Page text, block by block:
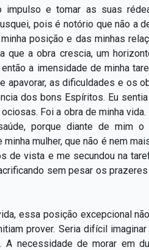
impulso e tomar as suas
pois é notório que não a
posição e das minhas
a obra crescia, um
a imensidade de minha
apavorar, as dificuldades e os
dos bons Espíritos. Eu
Foi a obra de minha
porque diante de mim
mulher, que não é nem
de vista e me secundou na
sem pesar os
essa posição excepcional
prover. Seria difícil
necessidade de morar em